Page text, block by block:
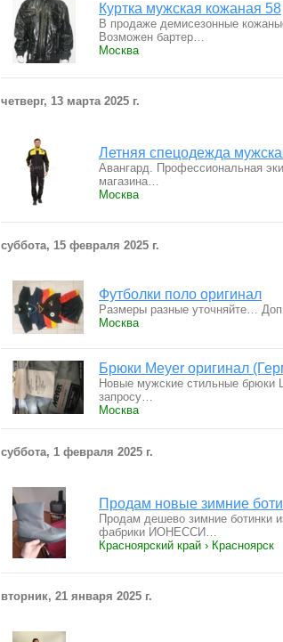
Куртка мужская кожаная 58
В продаже демисезонные
Возможен бартер…
Москва
четверг, 13 марта 2025 г.
Летняя спецодежда
Авангард. Профессиональная
магазина…
Москва
суббота, 15 февраля 2025 г.
Футболки поло оригинал
Размеры разные уточняйте…
Москва
Брюки Meyer оригинал
Новые мужские стильные брюки
запросу…
Москва
суббота, 1 февраля 2025 г.
Продам новые зимние
Продам дешево зимние ботинки
фабрики ИОНЕССИ…
Красноярский край › Красноярск
вторник, 21 января 2025 г.